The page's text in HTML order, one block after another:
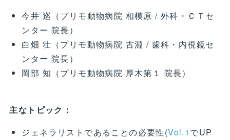
今井 巡（プリモ動物病院 相模原 / 外科・ＣＴセ
ンター 院長）
白畑 壮（プリモ動物病院 古淵 / 歯科・内視鏡セ
ンター 院長）
岡部 知（プリモ動物病院 厚木第１ 院長）
主なトピック：
ジェネラリストであることの必要性(Vol.1 でUP